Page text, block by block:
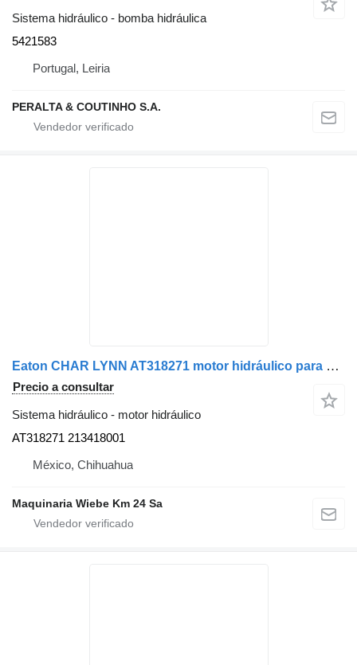
Sistema hidráulico - bomba hidráulica
5421583
Portugal, Leiria
PERALTA & COUTINHO S.A.
Eaton CHAR LYNN AT318271 motor hidráulico para camión
Precio a consultar
Sistema hidráulico - motor hidráulico
AT318271 213418001
México, Chihuahua
Maquinaria Wiebe Km 24 Sa